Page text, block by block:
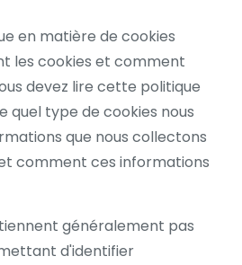
en matière de cookies
les cookies et comment
devez lire cette politique
quel type de cookies nous
que nous collectons
comment ces informations
généralement pas
d'identifier